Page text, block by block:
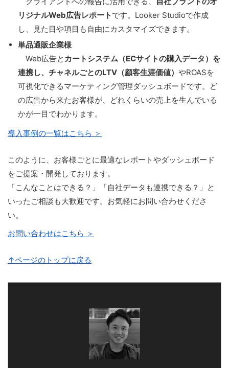
リジナルWeb広告レポート です。Looker Studioで作成
し、見た目や項目も自由にカスタマイズできます。
単品通販企業様
Web広告と カートシステム（ECサイトの購入データ）を
連携し、チャネルごとのLTV（顧客生涯価値） やROASを
可視化できるマーケティング管理ダッシュボードです。ど
の広告から来たお客様が、どれくらいの売上を生んでいる
かが一目でわかります。
導入事例の一覧はこちら ＞
このように、お客様ごとに最適なレポートやダッシュボード
をご提案・開発しております。
「こんなことはできる？」「自社データも連携できる？」と
いったご相談も大歓迎です。お気軽にお問い合わせくださ
い。
お問い合わせはこちら ＞
↑ページのトップに戻る